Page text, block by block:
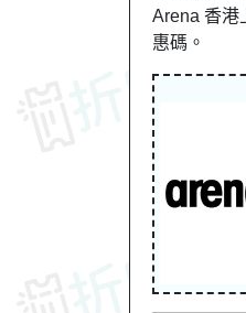
Arena 香港
惠碼。